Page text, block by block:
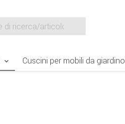
Cuscini per mobili da giardino